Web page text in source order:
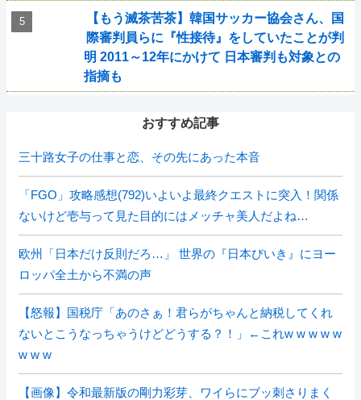
【もう滅茶苦茶】韓国サッカー協会さん、国
際審判員らに『性接待』をしていたことが判
明 2011～12年にかけて 日本審判も対象との
指摘も
おすすめ記事
三十路女子の仕事と恋、その先にあった本音
「FGO」攻略感想(792)いよいよ最終クエストに突入！関係
ないけど壱与って見た目的にはメッチャ美人だよね…
欧州「日本だけ反則だろ…」 世界の『日本びいき』にヨー
ロッパ全土から不満の声
【怒報】国税庁「あのさぁ！君らがちゃんと納税してくれ
ないとこうなっちゃうけどどうする？！」←これw w w w w
w w w
【画像】令和最新版の剛力彩芽、ワイらにブッ刺さりまく